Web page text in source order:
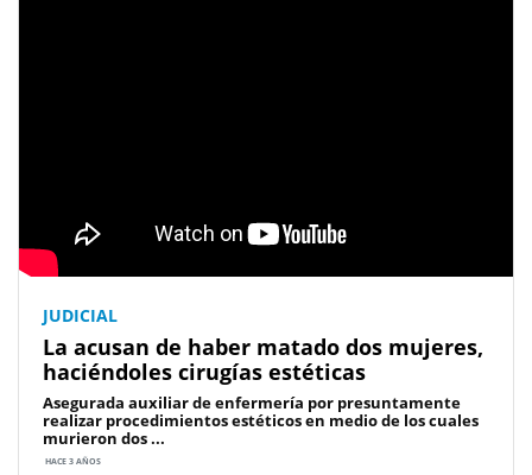
JUDICIAL
La acusan de haber matado dos mujeres,
haciéndoles cirugías estéticas
Asegurada auxiliar de enfermería por presuntamente
realizar procedimientos estéticos en medio de los cuales
murieron dos ...
HACE 3 AÑOS